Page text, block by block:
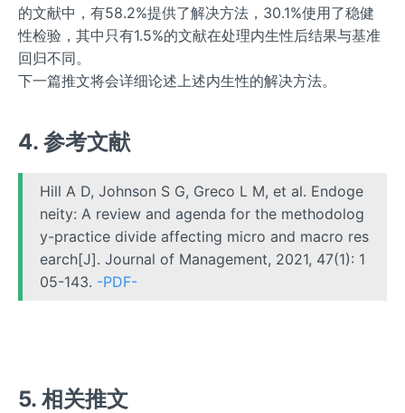
的文献中，有58.2%提供了解决方法，30.1%使用了稳健
性检验，其中只有1.5%的文献在处理内生性后结果与基准
回归不同。
下一篇推文将会详细论述上述内生性的解决方法。
4. 参考文献
Hill A D, Johnson S G, Greco L M, et al. Endoge
neity: A review and agenda for the methodolog
y-practice divide affecting micro and macro res
earch[J]. Journal of Management, 2021, 47(1): 1
05-143. -PDF-
5. 相关推文